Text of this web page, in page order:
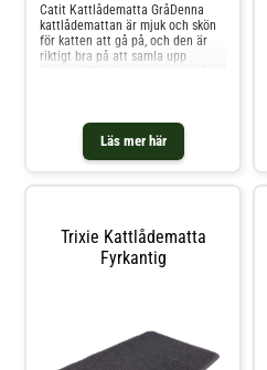
Läs mer här
Catit Kattlådematta GråDenna
kattlådemattan är mjuk och skön
för katten att gå på, och den är
riktigt bra på att samla upp
Trixie Kattlådematta
Fyrkantig